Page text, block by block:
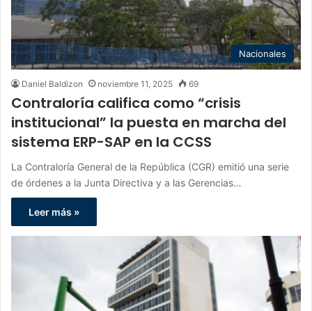
Nacionales
Daniel Baldizon noviembre 11, 2025 69
Contraloría califica como “crisis
institucional” la puesta en marcha del
sistema ERP-SAP en la CCSS
La Contraloría General de la República (CGR) emitió una serie
de órdenes a la Junta Directiva y a las Gerencias…
Leer más »